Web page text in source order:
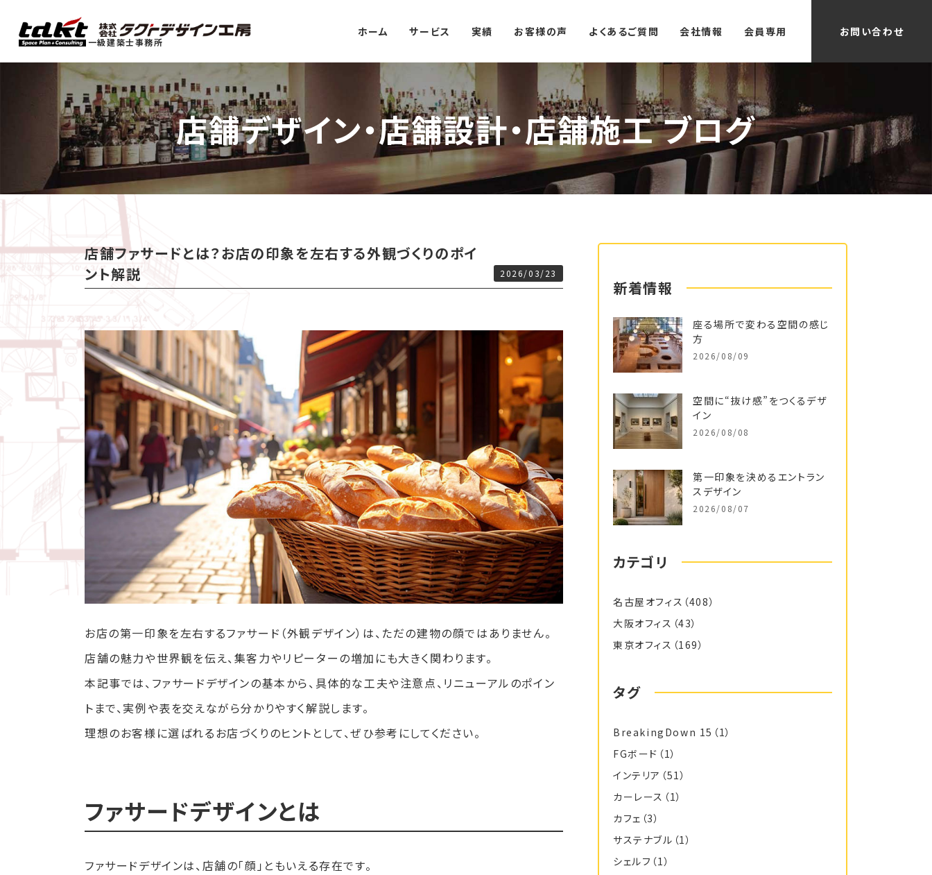
一級建築士事務所
ホーム サービス 実績 お客様の声 よくあるご質問 会社情報 会員専用 お問い合わせ
店舗デザイン・店舗設計・店舗施工 ブログ
店舗ファサードとは？お店の印象を左右する外観づくりのポイ
ント解説
2026/03/23
お店の第一印象を左右するファサード（外観デザイン）は、ただの建物の顔ではありません。
店舗の魅力や世界観を伝え、集客力やリピーターの増加にも大きく関わります。
本記事では、ファサードデザインの基本から、具体的な工夫や注意点、リニューアルのポイン
トまで、実例や表を交えながら分かりやすく解説します。
理想のお客様に選ばれるお店づくりのヒントとして、ぜひ参考にしてください。
ファサードデザインとは
ファサードデザインは、店舗の「顔」ともいえる存在です。
新着情報
座る場所で変わる空間の感じ
方
2026/08/09
空間に“抜け感”をつくるデザ
イン
2026/08/08
第一印象を決めるエントラン
スデザイン
2026/08/07
カテゴリ
名古屋オフィス （408）
大阪オフィス （43）
東京オフィス （169）
タグ
BreakingDown 15 （1）
FGボード （1）
インテリア （51）
カーレース （1）
カフェ （3）
サステナブル （1）
シェルフ （1）